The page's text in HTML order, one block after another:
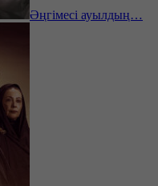
Әңгімесі ауылдың…